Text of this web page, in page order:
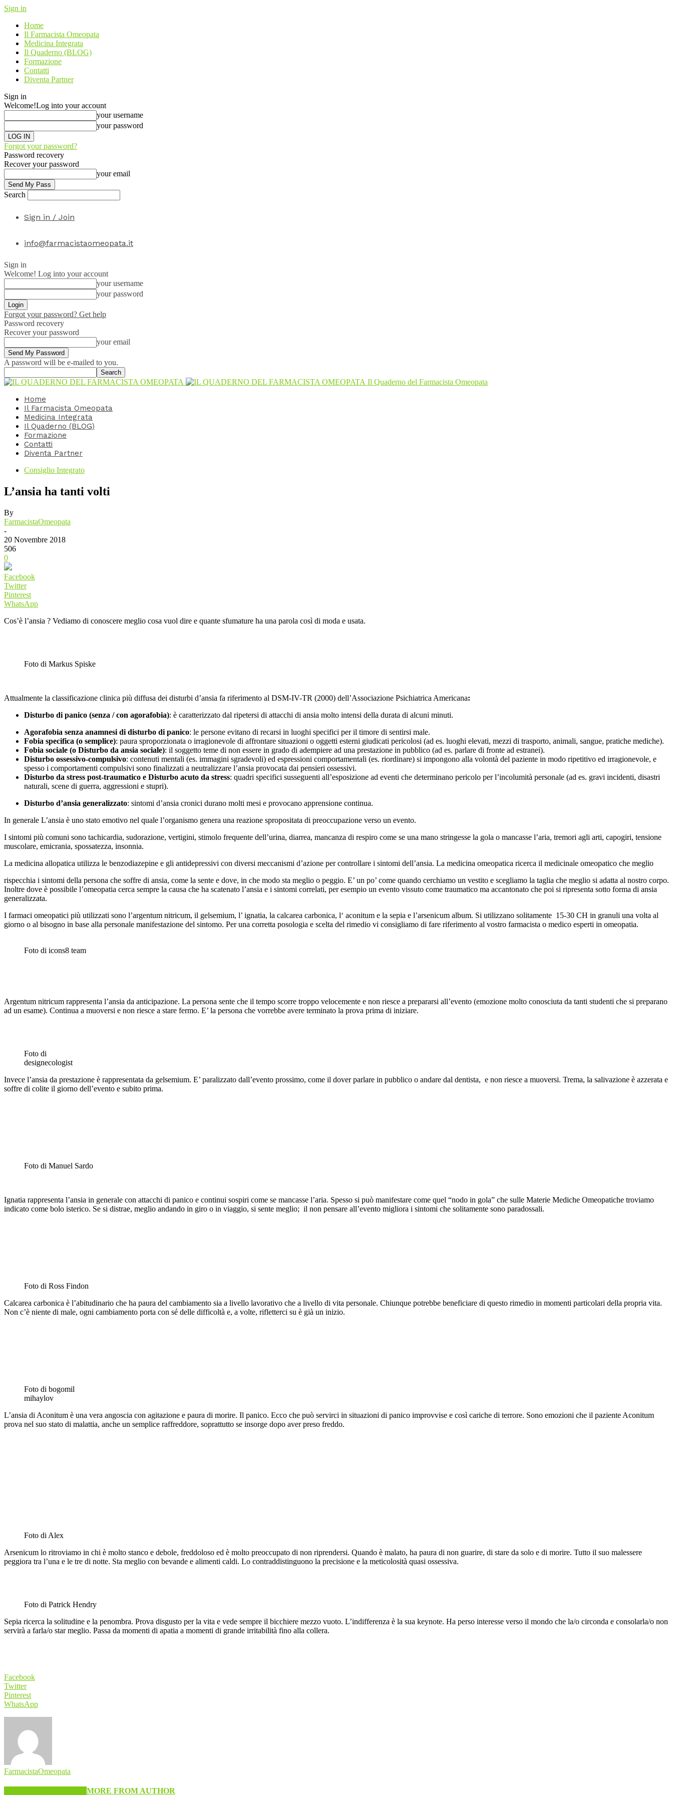
Sign in
Home
Il Farmacista Omeopata
Medicina Integrata
Il Quaderno (BLOG)
Formazione
Contatti
Diventa Partner
Sign in
Welcome!Log into your account
your username
your password
Forgot your password?
Password recovery
Recover your password
your email
Search
Sign in / Join
info@farmacistaomeopata.it
Sign in
Welcome! Log into your account
your username
your password
Forgot your password? Get help
Password recovery
Recover your password
your email
A password will be e-mailed to you.
Il Quaderno del Farmacista Omeopata
Home
Il Farmacista Omeopata
Medicina Integrata
Il Quaderno (BLOG)
Formazione
Contatti
Diventa Partner
Consiglio Integrato
L’ansia ha tanti volti
By
FarmacistaOmeopata
-
20 Novembre 2018
506
0
Facebook
Twitter
Pinterest
WhatsApp
Cos’è l’ansia ? Vediamo di conoscere meglio cosa vuol dire e quante sfumature ha una parola così di moda e usata.
Foto di Markus Spiske
Attualmente la classificazione clinica più diffusa dei disturbi d’ansia fa riferimento al DSM-IV-TR (2000) dell’Associazione Psichiatrica Americana:
Disturbo di panico (senza / con agorafobia): è caratterizzato dal ripetersi di attacchi di ansia molto intensi della durata di alcuni minuti.
Agorafobia senza anamnesi di disturbo di panico: le persone evitano di recarsi in luoghi specifici per il timore di sentirsi male.
Fobia specifica (o semplice): paura sproporzionata o irragionevole di affrontare situazioni o oggetti esterni giudicati pericolosi (ad es. luoghi elevati, mezzi di trasporto, animali, sangue, pratiche mediche).
Fobia sociale (o Disturbo da ansia sociale): il soggetto teme di non essere in grado di adempiere ad una prestazione in pubblico (ad es. parlare di fronte ad estranei).
Disturbo ossessivo-compulsivo: contenuti mentali (es. immagini sgradevoli) ed espressioni comportamentali (es. riordinare) si impongono alla volontà del paziente in modo ripetitivo ed irragionevole, e
spesso i comportamenti compulsivi sono finalizzati a neutralizzare l’ansia provocata dai pensieri ossessivi.
Disturbo da stress post-traumatico e Disturbo acuto da stress: quadri specifici susseguenti all’esposizione ad eventi che determinano pericolo per l’incolumità personale (ad es. gravi incidenti, disastri
naturali, scene di guerra, aggressioni e stupri).
Disturbo d’ansia generalizzato: sintomi d’ansia cronici durano molti mesi e provocano apprensione continua.
In generale L’ansia è uno stato emotivo nel quale l’organismo genera una reazione spropositata di preoccupazione verso un evento.
I sintomi più comuni sono tachicardia, sudorazione, vertigini, stimolo frequente dell’urina, diarrea, mancanza di respiro come se una mano stringesse la gola o mancasse l’aria, tremori agli arti, capogiri, tensione
muscolare, emicrania, spossatezza, insonnia.
La medicina allopatica utilizza le benzodiazepine e gli antidepressivi con diversi meccanismi d’azione per controllare i sintomi dell’ansia. La medicina omeopatica ricerca il medicinale omeopatico che meglio
rispecchia i sintomi della persona che soffre di ansia, come la sente e dove, in che modo sta meglio o peggio. E’ un po’ come quando cerchiamo un vestito e scegliamo la taglia che meglio si adatta al nostro corpo.
Inoltre dove è possibile l’omeopatia cerca sempre la causa che ha scatenato l’ansia e i sintomi correlati, per esempio un evento vissuto come traumatico ma accantonato che poi si ripresenta sotto forma di ansia
generalizzata.
I farmaci omeopatici più utilizzati sono l’argentum nitricum, il gelsemium, l’ ignatia, la calcarea carbonica, l‘ aconitum e la sepia e l’arsenicum album. Si utilizzano solitamente 15-30 CH in granuli una volta al
giorno o al bisogno in base alla personale manifestazione del sintomo. Per una corretta posologia e scelta del rimedio vi consigliamo di fare riferimento al vostro farmacista o medico esperti in omeopatia.
Foto di icons8 team
Argentum nitricum rappresenta l’ansia da anticipazione. La persona sente che il tempo scorre troppo velocemente e non riesce a prepararsi all’evento (emozione molto conosciuta da tanti studenti che si preparano
ad un esame). Continua a muoversi e non riesce a stare fermo. E’ la persona che vorrebbe avere terminato la prova prima di iniziare.
Foto di
designecologist
Invece l’ansia da prestazione è rappresentata da gelsemium. E’ paralizzato dall’evento prossimo, come il dover parlare in pubblico o andare dal dentista, e non riesce a muoversi. Trema, la salivazione è azzerata e
soffre di colite il giorno dell’evento e subito prima.
Foto di Manuel Sardo
Ignatia rappresenta l’ansia in generale con attacchi di panico e continui sospiri come se mancasse l’aria. Spesso si può manifestare come quel “nodo in gola” che sulle Materie Mediche Omeopatiche troviamo
indicato come bolo isterico. Se si distrae, meglio andando in giro o in viaggio, si sente meglio; il non pensare all’evento migliora i sintomi che solitamente sono paradossali.
Foto di Ross Findon
Calcarea carbonica è l’abitudinario che ha paura del cambiamento sia a livello lavorativo che a livello di vita personale. Chiunque potrebbe beneficiare di questo rimedio in momenti particolari della propria vita.
Non c’è niente di male, ogni cambiamento porta con sé delle difficoltà e, a volte, rifletterci su è già un inizio.
Foto di bogomil
mihaylov
L’ansia di Aconitum è una vera angoscia con agitazione e paura di morire. Il panico. Ecco che può servirci in situazioni di panico improvvise e così cariche di terrore. Sono emozioni che il paziente Aconitum
prova nel suo stato di malattia, anche un semplice raffreddore, soprattutto se insorge dopo aver preso freddo.
Foto di Alex
Arsenicum lo ritroviamo in chi è molto stanco e debole, freddoloso ed è molto preoccupato di non riprendersi. Quando è malato, ha paura di non guarire, di stare da solo e di morire. Tutto il suo malessere
peggiora tra l’una e le tre di notte. Sta meglio con bevande e alimenti caldi. Lo contraddistinguono la precisione e la meticolosità quasi ossessiva.
Foto di Patrick Hendry
Sepia ricerca la solitudine e la penombra. Prova disgusto per la vita e vede sempre il bicchiere mezzo vuoto. L’indifferenza è la sua keynote. Ha perso interesse verso il mondo che la/o circonda e consolarla/o non
servirà a farla/o star meglio. Passa da momenti di apatia a momenti di grande irritabilità fino alla collera.
Facebook
Twitter
Pinterest
WhatsApp
FarmacistaOmeopata
MORE FROM AUTHOR